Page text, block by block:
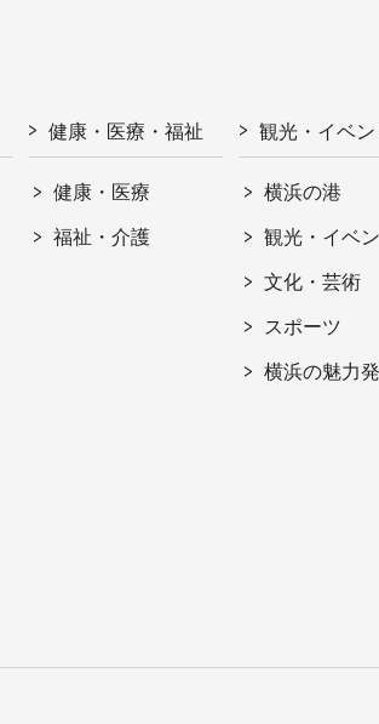
健康・医療・福祉
健康・医療
福祉・介護
観光・イベン
横浜の港
観光・イベ
文化・芸術
スポーツ
横浜の魅力